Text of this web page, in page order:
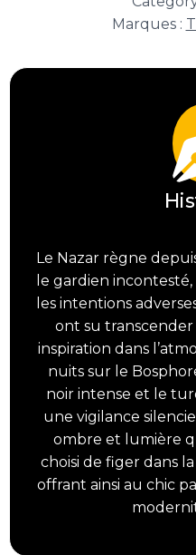
Marques :
Le Nazar règne
le gardien
les intentions
ont su
inspiration dans
nuits sur le
noir intense et le
une vigilance
ombre et lumière
choisi de figer dans
offrant ainsi au chic